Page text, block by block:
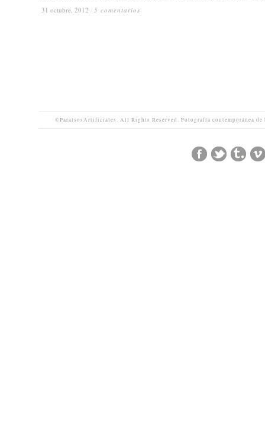
31 octubre, 2012 / 5 comentarios
31 octubre, 2012 / 5 comentarios
©ParaísosArtificiales. All Rights Reserved. Fotografía contemporánea